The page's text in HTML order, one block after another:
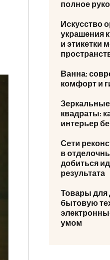
полное
Искусство
украшения
и этикетки
Ванна:
комфорт и
Зеркальные
квадраты:
интерьер
Сети
в
добиться
результата
Товары для
бытовую
умом